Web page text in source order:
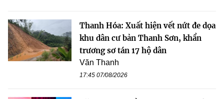
Thanh Hóa: Xuất hiện vết nứt đe dọa
khu dân cư bản Thanh Sơn, khẩn
trương sơ tán 17 hộ dân
Văn Thanh
17:45 07/08/2026